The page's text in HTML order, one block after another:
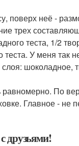
поверх неё -
трех
теста, 1/2
У меня так
шоколадное,
равномерно. По
Главное -
друзьями!